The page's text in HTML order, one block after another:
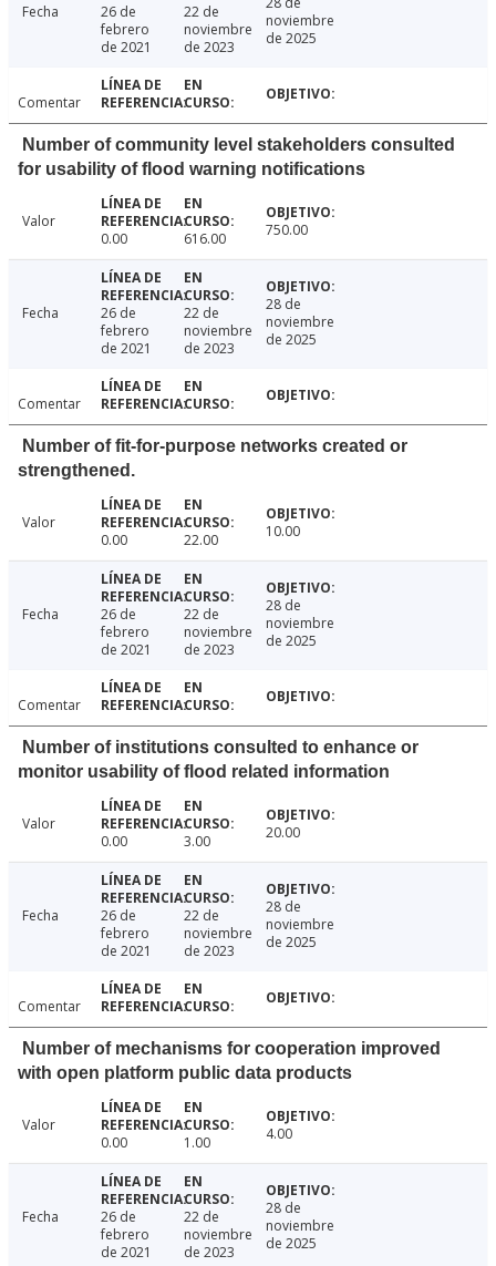
Fecha
26 de
febrero
de 2021
22 de
noviembre
de 2023
noviembre
de 2025
Comentar
Number of community level stakeholders consulted
for usability of flood warning notifications
Valor
0.00
616.00 750.00
Fecha
26 de
febrero
de 2021
22 de
noviembre
de 2023
28 de
noviembre
de 2025
Comentar
Number of fit-for-purpose networks created or
strengthened.
Valor
0.00
22.00 10.00
Fecha
26 de
febrero
de 2021
22 de
noviembre
de 2023
28 de
noviembre
de 2025
Comentar
Number of institutions consulted to enhance or
monitor usability of flood related information
Valor
0.00
3.00 20.00
Fecha
26 de
febrero
de 2021
22 de
noviembre
de 2023
28 de
noviembre
de 2025
Comentar
Number of mechanisms for cooperation improved
with open platform public data products
Valor
0.00
1.00 4.00
Fecha
26 de
febrero
de 2021
22 de
noviembre
de 2023
28 de
noviembre
de 2025